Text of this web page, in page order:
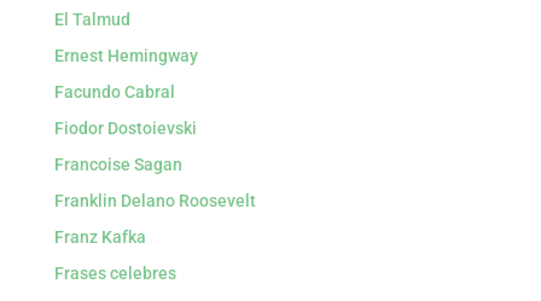
El Talmud
Ernest Hemingway
Facundo Cabral
Fiodor Dostoievski
Francoise Sagan
Franklin Delano Roosevelt
Franz Kafka
Frases celebres